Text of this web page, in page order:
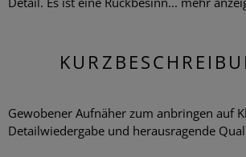
Gewobener Aufnäher zum anbringen auf
Detailwiedergabe und herausragende